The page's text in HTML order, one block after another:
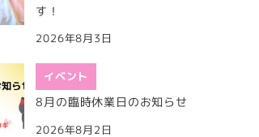
す！
2026年8月3日
イベント
8月の臨時休業日のお知らせ
2026年8月2日